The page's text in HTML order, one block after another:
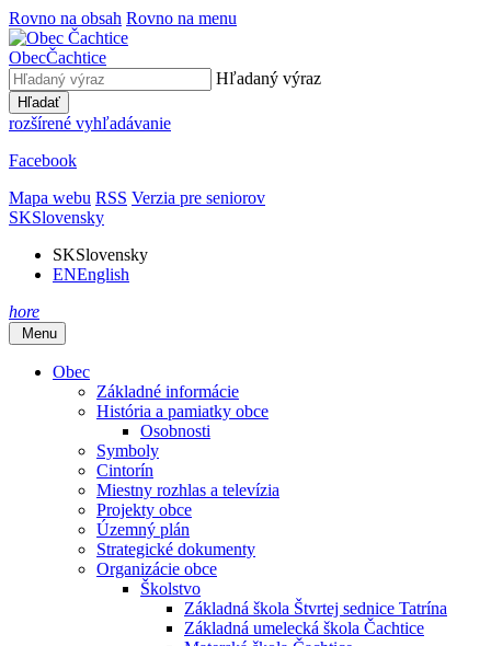
Rovno na obsah Rovno na menu
ObecČachtice
Hľadaný výraz
Hľadať
rozšírené vyhľadávanie
Facebook
Mapa webu RSS Verzia pre seniorov
SKSlovensky
SKSlovensky
ENEnglish
hore
Menu
Obec
Základné informácie
História a pamiatky obce
Osobnosti
Symboly
Cintorín
Miestny rozhlas a televízia
Projekty obce
Územný plán
Strategické dokumenty
Organizácie obce
Školstvo
Základná škola Štvrtej sednice Tatrína
Základná umelecká škola Čachtice